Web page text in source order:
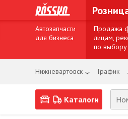
Автозапчасти
для бизнеса
Продажа
лицам,
по выбору
Нижневартовск График
Каталоги